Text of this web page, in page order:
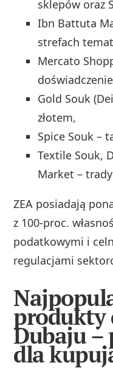
sklepów oraz
Ibn Battuta
strefach
Mercato
Gold Souk
złotem,
Spice Souk –
Textile Souk,
Market –
ZEA posiadają
z 100‑proc.
podatkowymi i
regulacjami
produkty
Dubaju –
dla